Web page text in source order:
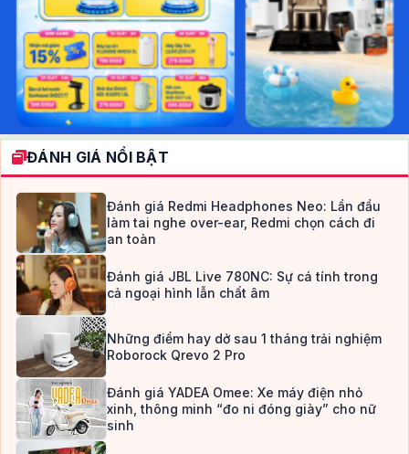
ĐÁNH GIÁ NỔI BẬT
Đánh giá Redmi Headphones Neo: Lần đầu
làm tai nghe over-ear, Redmi chọn cách đi
an toàn
Đánh giá JBL Live 780NC: Sự cá tính trong
cả ngoại hình lẫn chất âm
Những điểm hay dở sau 1 tháng trải nghiệm
Roborock Qrevo 2 Pro
Đánh giá YADEA Omee: Xe máy điện nhỏ
xinh, thông minh “đo ni đóng giày” cho nữ
sinh